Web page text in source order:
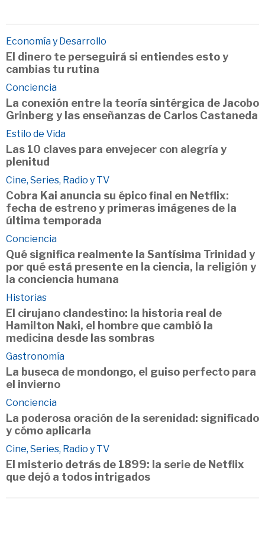
Economía y Desarrollo
El dinero te perseguirá si entiendes esto y
cambias tu rutina
Conciencia
La conexión entre la teoría sintérgica de Jacobo
Grinberg y las enseñanzas de Carlos Castaneda
Estilo de Vida
Las 10 claves para envejecer con alegría y
plenitud
Cine, Series, Radio y TV
Cobra Kai anuncia su épico final en Netflix:
fecha de estreno y primeras imágenes de la
última temporada
Conciencia
Qué significa realmente la Santísima Trinidad y
por qué está presente en la ciencia, la religión y
la conciencia humana
Historias
El cirujano clandestino: la historia real de
Hamilton Naki, el hombre que cambió la
medicina desde las sombras
Gastronomía
La buseca de mondongo, el guiso perfecto para
el invierno
Conciencia
La poderosa oración de la serenidad: significado
y cómo aplicarla
Cine, Series, Radio y TV
El misterio detrás de 1899: la serie de Netflix
que dejó a todos intrigados